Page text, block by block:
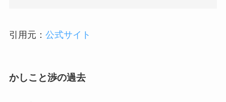
引用元： 公式サイト
かしこと渉の過去